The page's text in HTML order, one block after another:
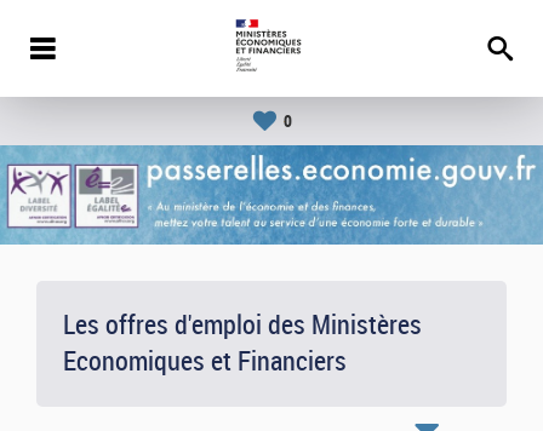
0
Les offres d'emploi des Ministères
Economiques et Financiers